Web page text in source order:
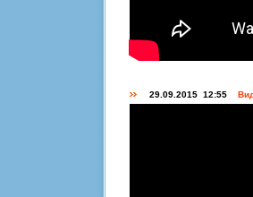
29.09.2015 12:55